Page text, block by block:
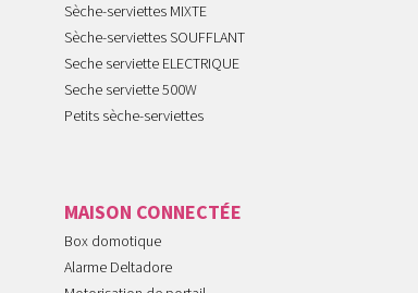
Sèche-serviettes MIXTE
Sèche-serviettes SOUFFLANT
Seche serviette ELECTRIQUE
Seche serviette 500W
Petits sèche-serviettes
MAISON CONNECTÉE
Box domotique
Alarme Deltadore